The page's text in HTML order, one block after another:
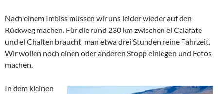
Nach einem Imbiss müssen wir uns leider wieder auf den
Rückweg machen. Für die rund 230 km zwischen el Calafate
und el Chalten braucht man etwa drei Stunden reine Fahrzeit.
Wir wollen noch einen oder anderen Stopp einlegen und Fotos
machen.
In dem kleinen